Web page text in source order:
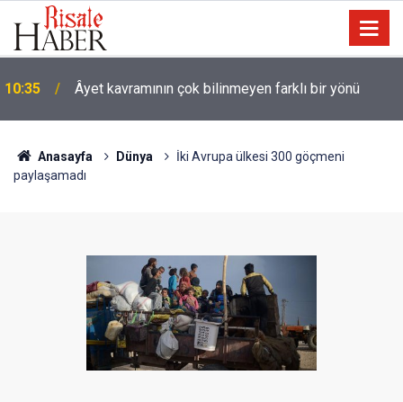
09:25 İyi Müslüman olmanın ölçüsü nedir?
Anasayfa Dünya
İki Avrupa ülkesi 300 göçmeni
paylaşamadı